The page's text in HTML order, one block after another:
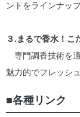
ントをラインナッ
３.まるで香水！こ
専門調香技術を
魅力的でフレッシ
■各種リンク